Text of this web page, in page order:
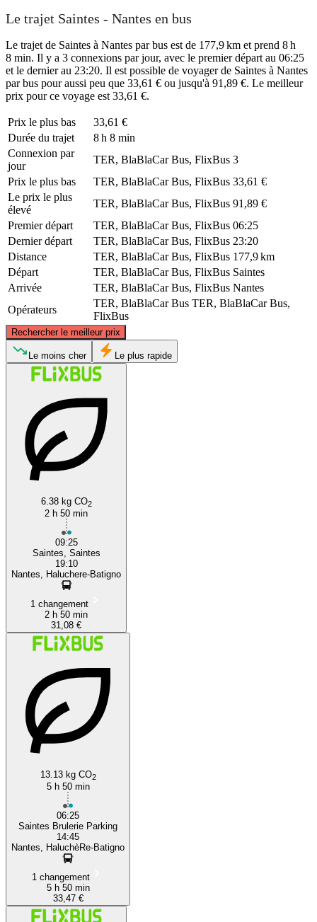
Le trajet Saintes - Nantes en bus
Le trajet de Saintes à Nantes par bus est de 177,9 km et prend 8 h
8 min. Il y a 3 connexions par jour, avec le premier départ au 06:25
et le dernier au 23:20. Il est possible de voyager de Saintes à Nantes
par bus pour aussi peu que 33,61 € ou jusqu'à 91,89 €. Le meilleur
prix pour ce voyage est 33,61 €.
Prix ​​le plus bas
33,61 €
Durée du trajet
8 h 8 min
Connexion par
jour
TER, BlaBlaCar Bus, FlixBus 3
Prix ​​le plus bas
TER, BlaBlaCar Bus, FlixBus 33,61 €
Le prix le plus
élevé
TER, BlaBlaCar Bus, FlixBus 91,89 €
Premier départ
TER, BlaBlaCar Bus, FlixBus 06:25
Dernier départ
TER, BlaBlaCar Bus, FlixBus 23:20
Distance
TER, BlaBlaCar Bus, FlixBus 177,9 km
Départ
TER, BlaBlaCar Bus, FlixBus Saintes
Arrivée
TER, BlaBlaCar Bus, FlixBus Nantes
Opérateurs
TER, BlaBlaCar Bus TER, BlaBlaCar Bus,
FlixBus
Rechercher le meilleur prix
Nantes
Le moins cher Le plus rapide
6.38 kg CO2
2 h 50 min
09:25
Saintes, Saintes
19:10
Nantes, Haluchere-Batigno
1 changement
2 h 50 min
31,08 €
13.13 kg CO2
5 h 50 min
06:25
Saintes Brulerie Parking
14:45
Nantes, HaluchèRe-Batigno
1 changement
5 h 50 min
33,47 €